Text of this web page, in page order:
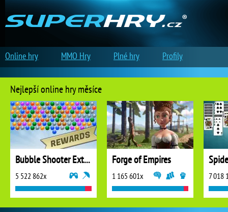
Nejlepší online hry měsíce
Bubble Shooter Extreme
5 522 862x
Forge of Empires
1 165 601x 7 018
Online hry MMO Hry Plné hry Profily